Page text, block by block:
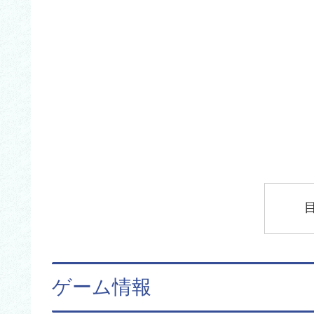
ゲーム情報